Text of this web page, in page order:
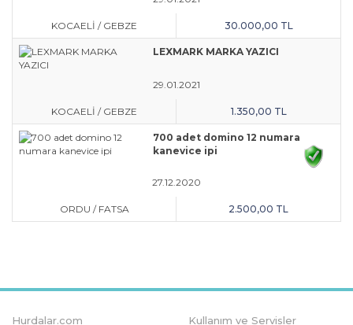
30.000,00 TL
KOCAELİ / GEBZE
LEXMARK MARKA YAZICI
29.01.2021
1.350,00 TL
KOCAELİ / GEBZE
700 adet domino 12 numara
kanevice ipi
27.12.2020
2.500,00 TL
ORDU / FATSA
Hurdalar.com Kullanım ve Servisler